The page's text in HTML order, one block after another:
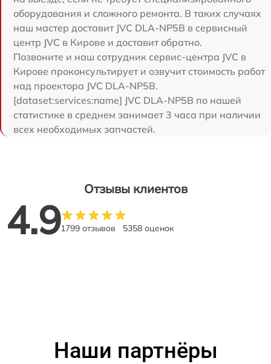
оборудования и сложного ремонта. В таких случаях
наш мастер доставит JVC DLA-NP5B в сервисный
центр JVC в Кирове и доставит обратно.
Позвоните и наш сотрудник сервис-центра JVC в
Кирове проконсультирует и озвучит стоимость работ
над проектора JVC DLA-NP5B.
[dataset:services:name] JVC DLA-NP5B по нашей
статистике в среднем занимает 3 часа при наличии
всех необходимых запчастей.
Отзывы клиентов
4.91799 отзывов 5358 оценок
Наши партнёры